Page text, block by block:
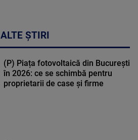
ALTE ȘTIRI
(P) Piața fotovoltaică din București
în 2026: ce se schimbă pentru
proprietarii de case și firme